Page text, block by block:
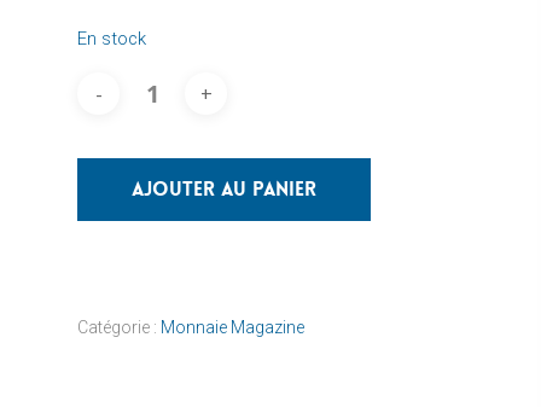
En stock
Ajouter Au Panier
Catégorie : Monnaie Magazine